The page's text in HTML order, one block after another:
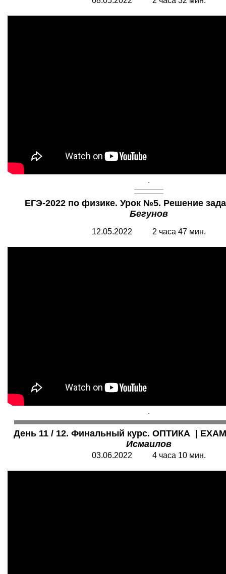
.
ЕГЭ-2022 по физике. Урок №5. Решение
Бегунов
12.05.2022 2 часа 47 мин.
.
День 11 / 12. Финальный курс. ОПТИКА |
Исмаилов
03.06.2022 4 часа 10 мин.